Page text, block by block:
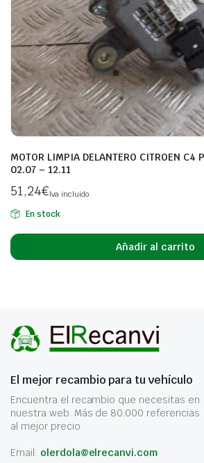
MOTOR LIMPIA DELANTERO CITROEN
02.07 – 12.11
51,24€Iva incluido
En stock
Añadir al carrito
El mejor recambio para tu vehículo
Encuentra el recambio que necesitas en
nuestra web. Más de 80.000 referencias
al mejor precio.
Email: olerdola@elrecanvi.com